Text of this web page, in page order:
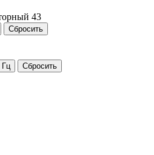
43
Сбросить
Гц Сбросить